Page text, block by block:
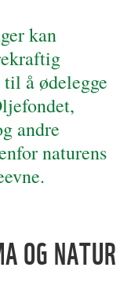
kan
å ødelegge
andre
naturens
OG NATUR